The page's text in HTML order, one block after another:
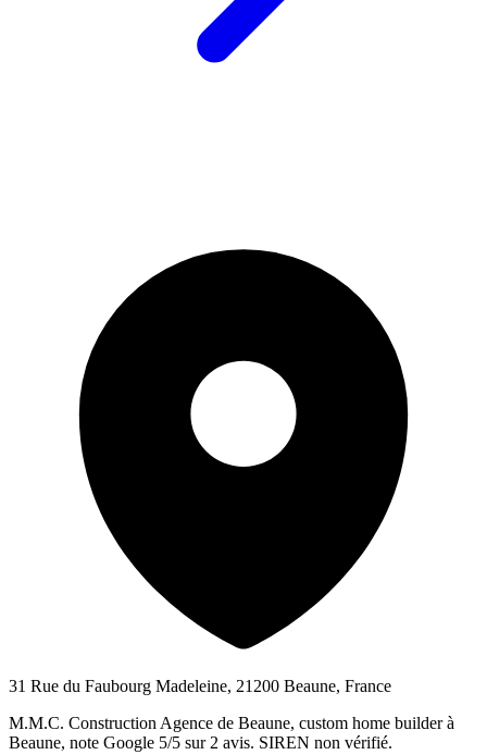
31 Rue du Faubourg Madeleine, 21200 Beaune, France
M.M.C. Construction Agence de Beaune, custom home builder à
Beaune, note Google 5/5 sur 2 avis. SIREN non vérifié.